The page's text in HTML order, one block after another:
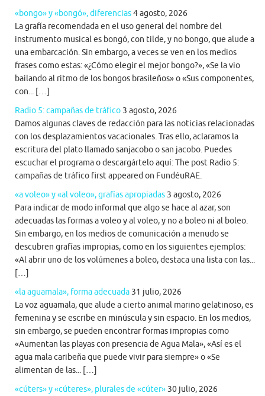
«bongo» y «bongó», diferencias4 agosto, 2026
La grafía recomendada en el uso general del nombre del
instrumento musical es bongó, con tilde, y no bongo, que alude a
una embarcación. Sin embargo, a veces se ven en los medios
frases como estas: «¿Cómo elegir el mejor bongo?», «Se la vio
bailando al ritmo de los bongos brasileños» o «Sus componentes,
con... […]
Radio 5: campañas de tráfico 3 agosto, 2026
Damos algunas claves de redacción para las noticias relacionadas
con los desplazamientos vacacionales. Tras ello, aclaramos la
escritura del plato llamado sanjacobo o san jacobo. Puedes
escuchar el programa o descargártelo aquí: The post Radio 5:
campañas de tráfico first appeared on FundéuRAE.
«a voleo» y «al voleo», grafías apropiadas 3 agosto, 2026
Para indicar de modo informal que algo se hace al azar, son
adecuadas las formas a voleo y al voleo, y no a boleo ni al boleo.
Sin embargo, en los medios de comunicación a menudo se
descubren grafías impropias, como en los siguientes ejemplos:
«Al abrir uno de los volúmenes a boleo, destaca una lista con las...
[…]
«la aguamala», forma adecuada 31 julio, 2026
La voz aguamala, que alude a cierto animal marino gelatinoso, es
femenina y se escribe en minúscula y sin espacio. En los medios,
sin embargo, se pueden encontrar formas impropias como
«Aumentan las playas con presencia de Agua Mala», «Así es el
agua mala caribeña que puede vivir para siempre» o «Se
alimentan de las... […]
«cúters» y «cúteres», plurales de «cúter» 30 julio, 2026